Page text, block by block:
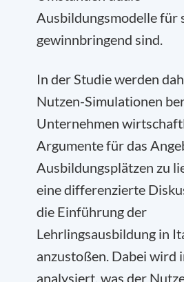
Ausbildungsmodelle für
gewinnbringend sind.
In der Studie werden
Nutzen-Simulationen
Unternehmen
Argumente für das
Ausbildungsplätzen zu
eine differenzierte
die Einführung der
Lehrlingsausbildung in
anzustoßen. Dabei wird
analysiert, was der